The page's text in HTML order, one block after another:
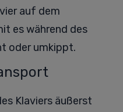
auf dem
es während des
oder umkippt.
Klaviers äußerst